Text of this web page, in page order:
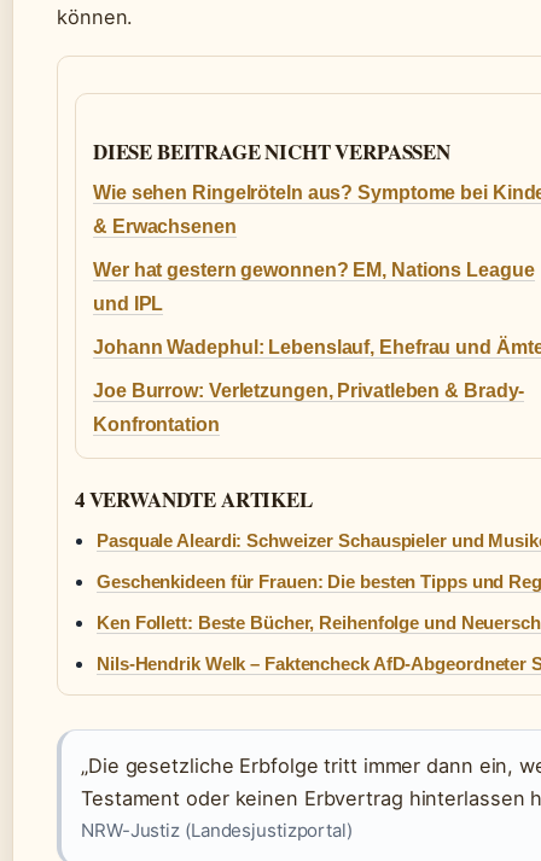
können.
DIESE BEITRAGE NICHT VERPASSEN
Wie sehen Ringelröteln aus? Symptome bei
& Erwachsenen
Wer hat gestern gewonnen? EM, Nations League
und IPL
Johann Wadephul: Lebenslauf, Ehefrau und
Joe Burrow: Verletzungen, Privatleben & Brady-
Konfrontation
4 VERWANDTE ARTIKEL
Pasquale Aleardi: Schweizer Schauspieler und
Geschenkideen für Frauen: Die besten Tipps und
Ken Follett: Beste Bücher, Reihenfolge und
Nils-Hendrik Welk – Faktencheck AfD-Abgeordneter
„Die gesetzliche Erbfolge tritt immer dann ein,
Testament oder keinen Erbvertrag hinterlassen
NRW-Justiz (Landesjustizportal)